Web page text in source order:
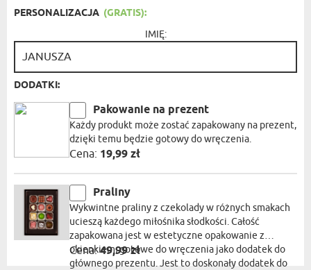
PERSONALIZACJA (GRATIS):
IMIĘ:
DODATKI:
Pakowanie na prezent
Każdy produkt może zostać zapakowany na prezent,
dzięki temu będzie gotowy do wręczenia.
Cena: 19,99 zł
Praliny
Wykwintne praliny z czekolady w różnych smakach
ucieszą każdego miłośnika słodkości. Całość
zapakowana jest w estetyczne opakowanie z
okienkiem, gotowe do wręczenia jako dodatek do
głównego prezentu. Jest to doskonały dodatek do
Cena:49,99 zł